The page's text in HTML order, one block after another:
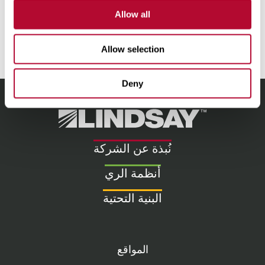
Allow all
Allow selection
Deny
Lindsay.
Link
homepage
نُبذة عن الشركة
أنظمة الري
البنية التحتية
المواقع